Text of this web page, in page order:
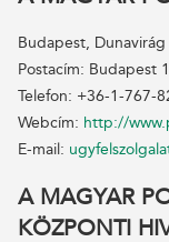
Budapest,
Postacím: Budapest
Telefon: +36-1-767-
Webcím: http://
E-mail:
A MAGYAR
KÖZPONTI